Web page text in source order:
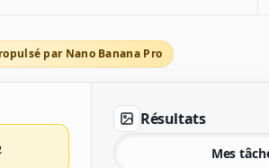
par Nano Banana Pro
Résultats
Mes